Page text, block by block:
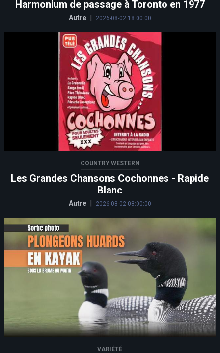
Harmonium de passage à Toronto en 1977
Autre 2026-08-02 18:00:00
COUNTRY WESTERN
Les Grandes Chansons Cochonnes - Rapide
Blanc
Autre 2026-08-02 08:00:00
VARIÉTÉ